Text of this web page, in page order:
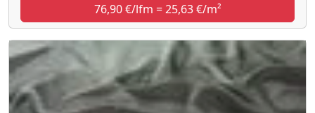
76,90 €/lfm = 25,63 €/m²